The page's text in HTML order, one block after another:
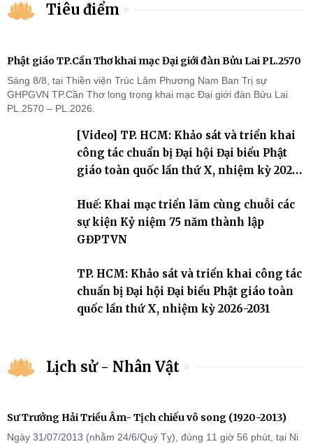
Tiêu điểm
Phật giáo TP.Cần Thơ khai mạc Đại giới đàn Bửu Lai PL.2570
Sáng 8/8, tại Thiền viện Trúc Lâm Phương Nam Ban Trị sự
GHPGVN TP.Cần Thơ long trọng khai mạc Đại giới đàn Bửu Lai
PL.2570 – PL.2026.
[Video] TP. HCM: Khảo sát và triển khai
công tác chuẩn bị Đại hội Đại biểu Phật
giáo toàn quốc lần thứ X, nhiệm kỳ 2026-
Huế: Khai mạc triển lãm cùng chuỗi các
sự kiện Kỷ niệm 75 năm thành lập
GĐPTVN
TP. HCM: Khảo sát và triển khai công tác
chuẩn bị Đại hội Đại biểu Phật giáo toàn
quốc lần thứ X, nhiệm kỳ 2026-2031
Lịch sử - Nhân Vật
Sư Trưởng Hải Triều Âm- Tịch chiếu vô song (1920-2013)
Ngày 31/07/2013 (nhằm 24/6/Quý Tỵ), đúng 11 giờ 56 phút, tại Ni